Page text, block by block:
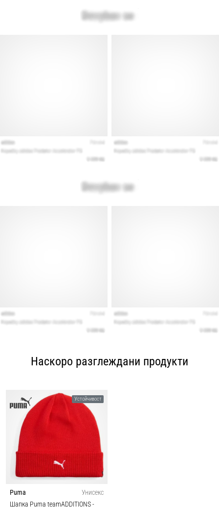
Наскоро разглеждани продукти
Устойчивост
Puma
Унисекс
Шапка Puma teamADDITIONS-